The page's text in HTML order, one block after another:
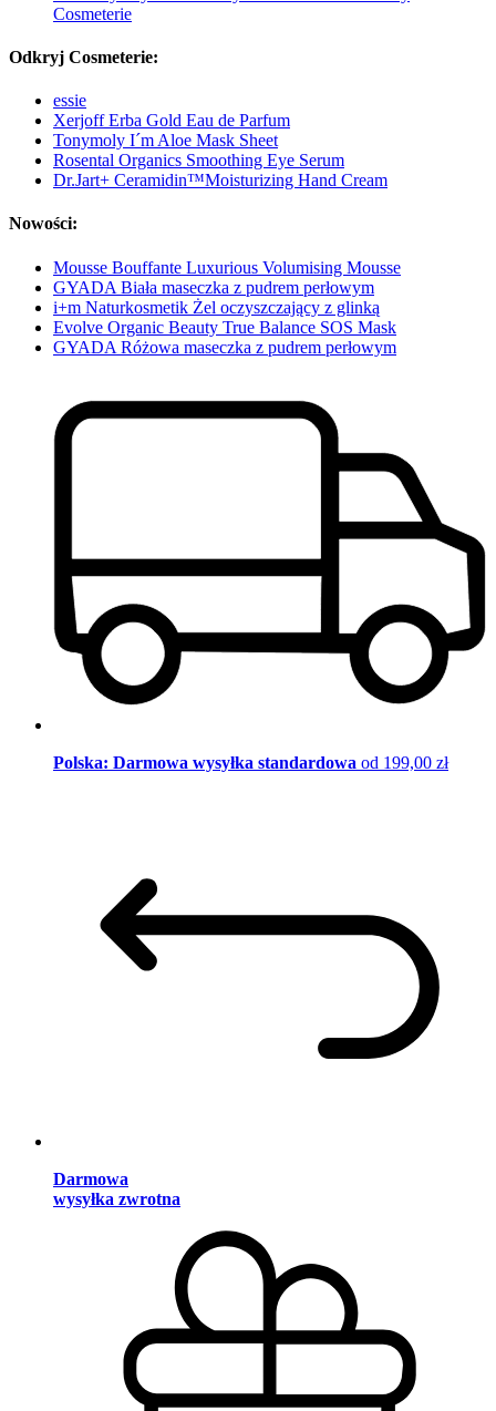
Cosmeterie
Odkryj Cosmeterie:
essie
Xerjoff Erba Gold Eau de Parfum
Tonymoly I´m Aloe Mask Sheet
Rosental Organics Smoothing Eye Serum
Dr.Jart+ Ceramidin™Moisturizing Hand Cream
Nowości:
Mousse Bouffante Luxurious Volumising Mousse
GYADA Biała maseczka z pudrem perłowym
i+m Naturkosmetik Żel oczyszczający z glinką
Evolve Organic Beauty True Balance SOS Mask
GYADA Różowa maseczka z pudrem perłowym
Polska: Darmowa wysyłka standardowa od 199,00 zł
Darmowa
wysyłka zwrotna